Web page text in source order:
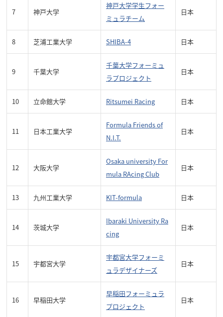
7 神戸大学
神戸大学学生フォー
ミュラチーム
日本
8 芝浦工業大学 SHIBA-4 日本
9 千葉大学
千葉大学フォーミュ
ラプロジェクト
日本
10 立命館大学 Ritsumei Racing 日本
11 日本工業大学
Formula Friends of
N.I.T.
日本
12 大阪大学
Osaka university For
mula RAcing Club
日本
13 九州工業大学 KIT-formula 日本
14 茨城大学
Ibaraki University Ra
cing
日本
15 宇都宮大学
宇都宮大学フォーミ
ュラデザイナーズ
日本
16 早稲田大学
早稲田フォーミュラ
プロジェクト
日本